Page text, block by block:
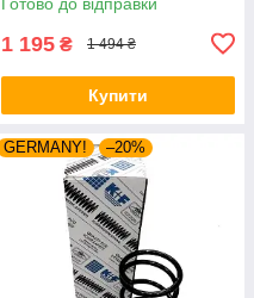
1 195 ₴ 1 494 ₴
Купити
GERMANY! –20%